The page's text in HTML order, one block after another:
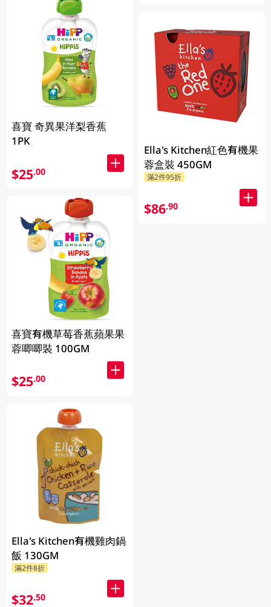
喜寶 奇異果洋梨香蕉
1PK
$25.00
喜寶有機草莓香蕉蘋果果
蓉唧唧裝 100GM
$25.00
Ella's Kitchen有機雞肉鍋
飯 130GM
滿2件8折
$32.50
Ella's Kitchen紅色有機果
蓉盒裝 450GM
滿2件95折
$86.90